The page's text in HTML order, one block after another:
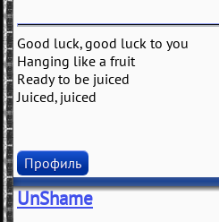
Good luck, good luck to you
Hanging like a fruit
Ready to be juiced
Juiced, juiced
Профиль
UnShame